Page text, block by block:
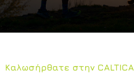
Καλωσήρθατε στην CALTICA